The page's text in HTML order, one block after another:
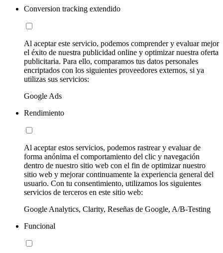
Conversion tracking extendido
Al aceptar este servicio, podemos comprender y evaluar mejor
el éxito de nuestra publicidad online y optimizar nuestra oferta
publicitaria. Para ello, comparamos tus datos personales
encriptados con los siguientes proveedores externos, si ya
utilizas sus servicios:
Google Ads
Rendimiento
Al aceptar estos servicios, podemos rastrear y evaluar de
forma anónima el comportamiento del clic y navegación
dentro de nuestro sitio web con el fin de optimizar nuestro
sitio web y mejorar continuamente la experiencia general del
usuario. Con tu consentimiento, utilizamos los siguientes
servicios de terceros en este sitio web:
Google Analytics, Clarity, Reseñas de Google, A/B-Testing
Funcional